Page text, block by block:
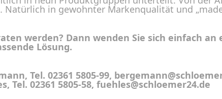
in gewohnter Markenqualität und
werden? Dann wenden Sie sich einfach an
Lösung.
Tel. 02361 5805-99​,
Tel. 02361 5805-58, fuehles@schloemer24.de